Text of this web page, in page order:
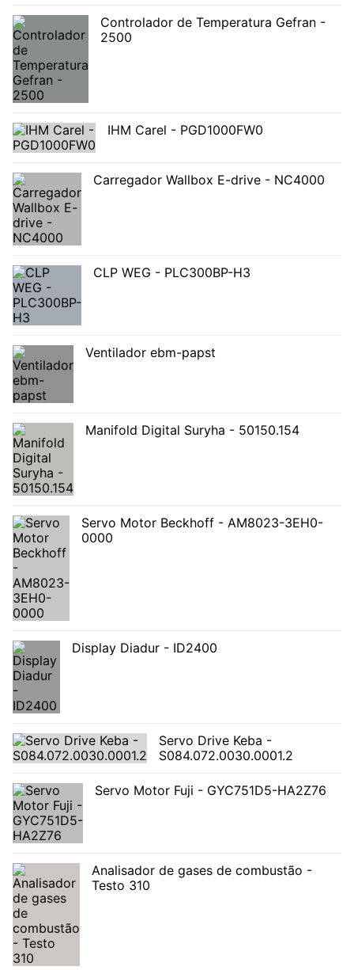
Controlador de Temperatura Gefran -
2500
IHM Carel - PGD1000FW0
Carregador Wallbox E-drive - NC4000
CLP WEG - PLC300BP-H3
Ventilador ebm-papst
Manifold Digital Suryha - 50150.154
Servo Motor Beckhoff - AM8023-3EH0-
0000
Display Diadur - ID2400
Servo Drive Keba -
S084.072.0030.0001.2
Servo Motor Fuji - GYC751D5-HA2Z76
Analisador de gases de combustão -
Testo 310